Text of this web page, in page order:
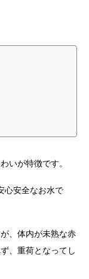
いが特徴です。
心安全なお水で
、体内が未熟な赤
、重荷となってし